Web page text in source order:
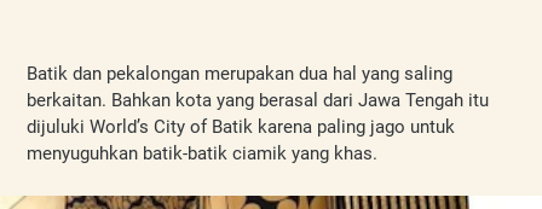
Batik dan pekalongan merupakan dua hal yang saling
berkaitan. Bahkan kota yang berasal dari Jawa Tengah itu
dijuluki World’s City of Batik karena paling jago untuk
menyuguhkan batik-batik ciamik yang khas.